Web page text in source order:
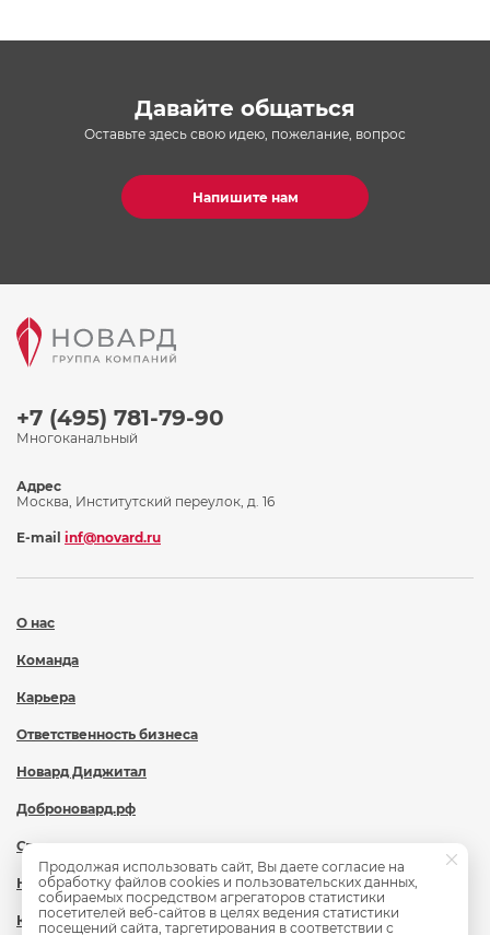
Давайте общаться
Оставьте здесь свою идею, пожелание, вопрос
Напишите нам
+7 (495) 781-79-90
Многоканальный
О нас
Команда
Карьера
Ответственность бизнеса
Новард Диджитал
Доброновард.рф
Статьи
Новости
Контакты
Адрес
Москва, Институтский переулок, д. 16
E-mail inf@novard.ru
Продолжая использовать сайт, Вы даете согласие на
обработку файлов cookies и пользовательских данных,
собираемых посредством агрегаторов статистики
посетителей веб-сайтов в целях ведения статистики
посещений сайта, таргетирования в соответствии с